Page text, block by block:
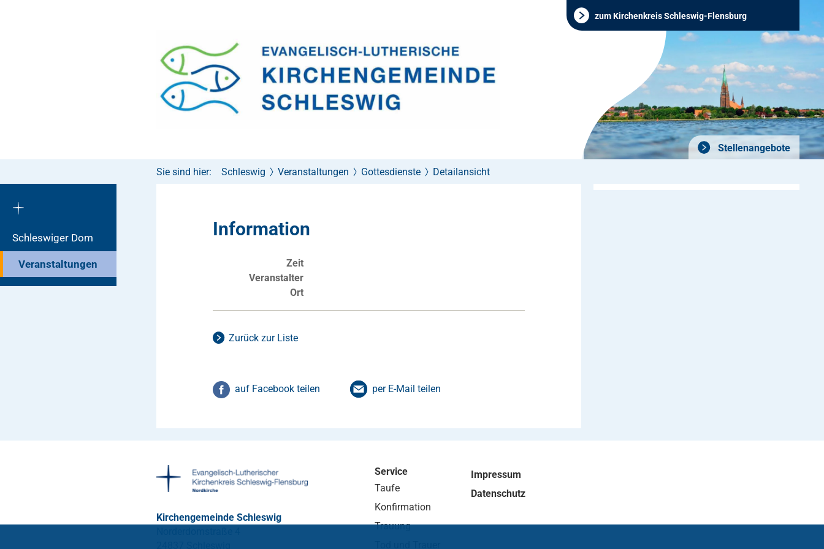
zum Kirchenkreis Schleswig-Flensburg
Stellenangebote
Schleswiger Dom
Veranstaltungen
Sie sind hier: Schleswig Veranstaltungen Gottesdienste Detailansicht
Information
Zeit
Veranstalter
Ort
Zurück zur Liste
auf Facebook teilen per E-Mail teilen
Kirchengemeinde Schleswig
Service
Taufe
Konfirmation
Trauung
Impressum
Datenschutz